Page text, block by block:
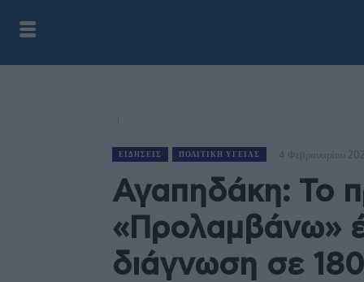
ΕΙΔΉΣΕΙΣ ΠΟΛΙΤΙΚΉ ΥΓΕΊΑΣ 4 Φεβρουαρίου
Αγαπηδάκη: Το
«Προλαμβάνω»
διάγνωση σε